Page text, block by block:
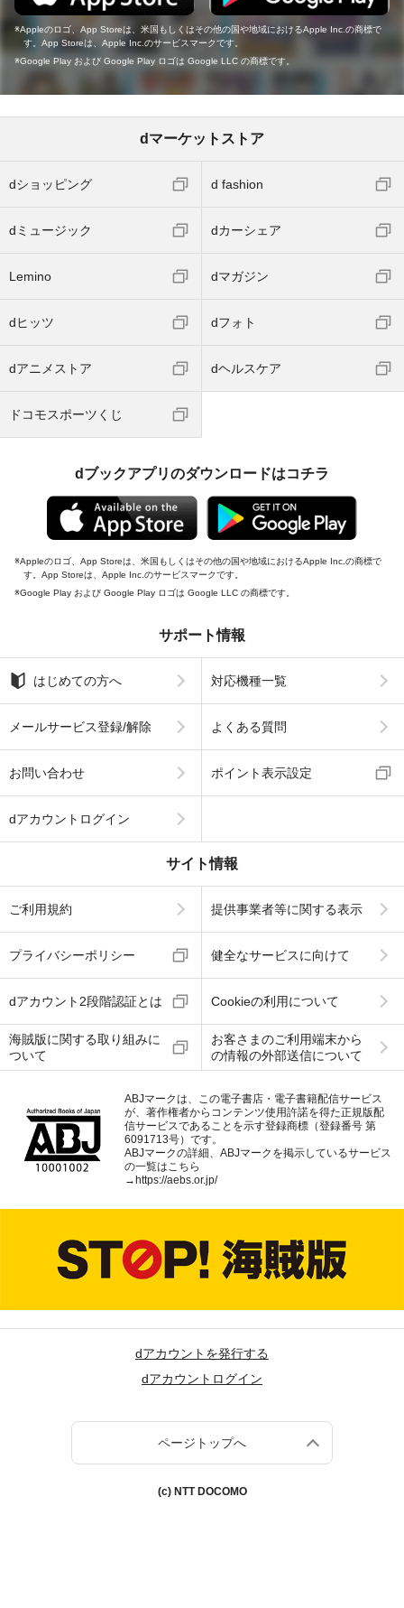
Appleのロゴ、App Storeは、米国もしくはその他の国や地域におけるApple Inc.の商標で
す。App Storeは、Apple Inc.のサービスマークです。
Google Play および Google Play ロゴは Google LLC の商標です。
dマーケットストア
dショッピング d fashion
dミュージック dカーシェア
Lemino dマガジン
dヒッツ dフォト
dアニメストア dヘルスケア
ドコモスポーツくじ
dブックアプリのダウンロードはコチラ
Appleのロゴ、App Storeは、米国もしくはその他の国や地域におけるApple Inc.の商標で
す。App Storeは、Apple Inc.のサービスマークです。
Google Play および Google Play ロゴは Google LLC の商標です。
サポート情報
はじめての方へ 対応機種一覧
メールサービス登録/解除 よくある質問
お問い合わせ ポイント表示設定
dアカウントログイン
サイト情報
ご利用規約 提供事業者等に関する表示
プライバシーポリシー 健全なサービスに向けて
dアカウント2段階認証とは Cookieの利用について
海賊版に関する取り組みに
ついて
お客さまのご利用端末から
の情報の外部送信について
ABJマークは、この電子書店・電子書籍配信サービス
が、著作権者からコンテンツ使用許諾を得た正規版配
信サービスであることを示す登録商標（登録番号 第
6091713号）です。
ABJマークの詳細、ABJマークを掲示しているサービス
の一覧はこちら
→ https://aebs.or.jp/
dアカウントを発行する
dアカウントログイン
ページトップへ
(c) NTT DOCOMO